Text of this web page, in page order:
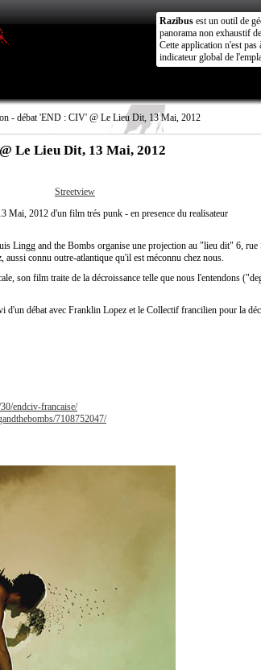
Razibus est un outil de
panorama non exhaustif
Cette application n'est
indicateur global de
- débat 'END : CIV' @ Le Lieu Dit, 13 Mai, 2012
Le Lieu Dit, 13 Mai, 2012
Streetview
2012 d'un film trés punk - en presence du realisateur
Lingg and the Bombs organise une projection au "lieu dit" 6,
connu outre-atlantique qu'il est méconnu chez nous.
son film traite de la décroissance telle que nous l'entendons
débat avec Franklin Lopez et le Collectif francilien pour la
endciv-francaise/
7108752047/